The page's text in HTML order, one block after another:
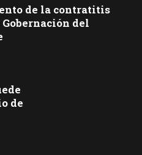
de la contratitis
del
de